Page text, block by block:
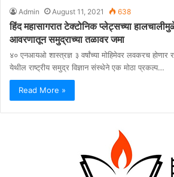
Admin August 11, 2021 638
हिंद महासागरात टेक्टोनिक प्लेट्सच्या
आवरणातून समुद्राच्या तळावर जमा
४० एनआयओ शास्त्रज्ञ ३ वर्षांच्या मोहिमेवर लवकरच होणार
येथील राष्ट्रीय समुद्र विज्ञान संस्थेने एक मोठा प्रकल्प…
Read More »